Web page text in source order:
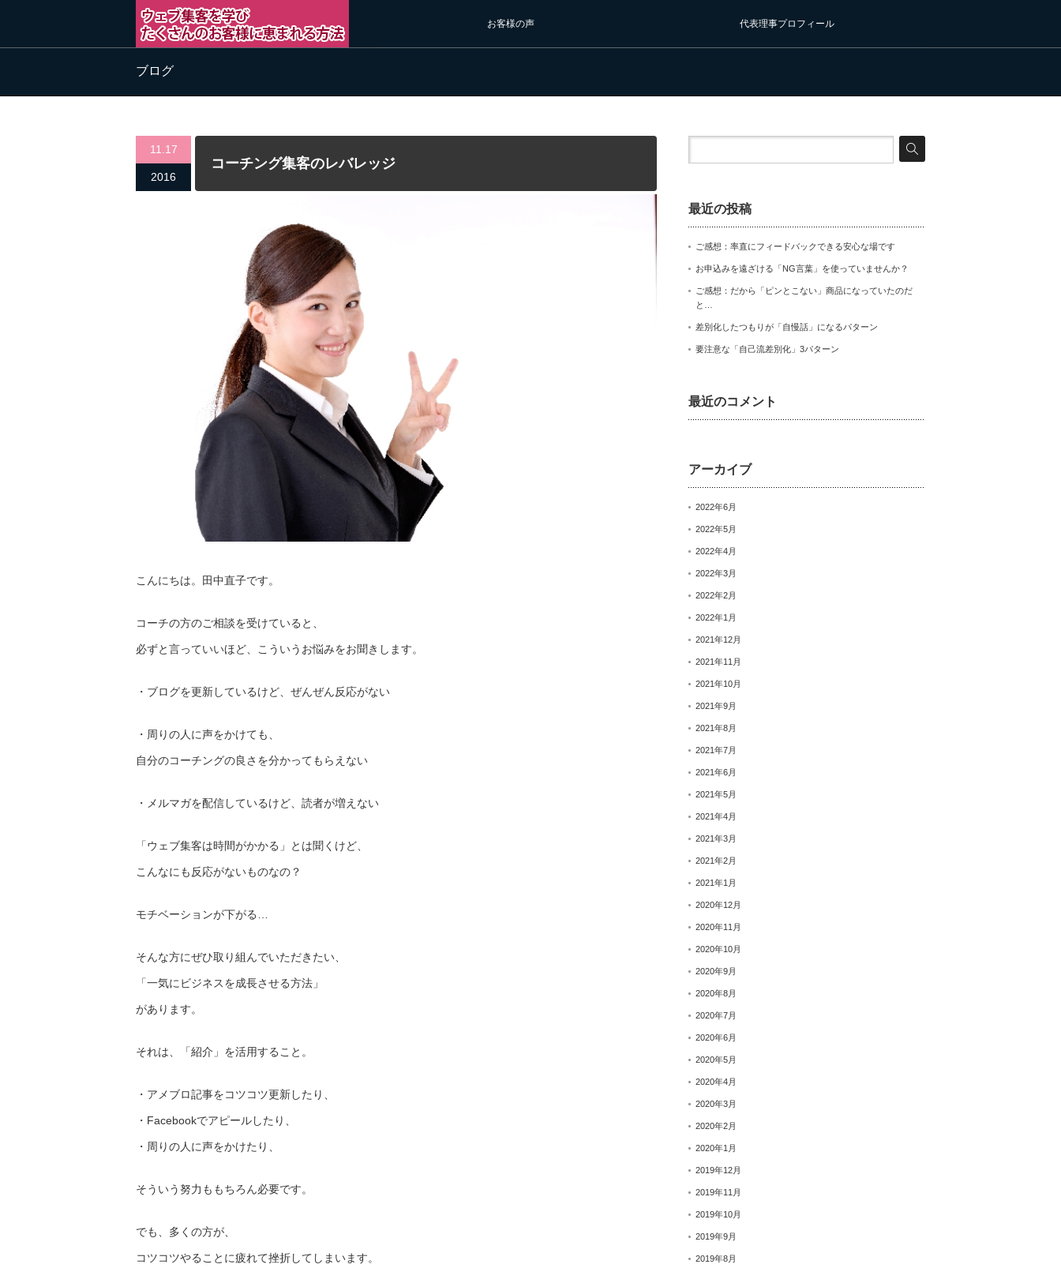
お客様の声 代表理事プロフィール
ブログ
11.17
2016
コーチング集客のレバレッジ
こんにちは。田中直子です。
コーチの方のご相談を受けていると、
必ずと言っていいほど、こういうお悩みをお聞きします。
・ブログを更新しているけど、ぜんぜん反応がない
・周りの人に声をかけても、
自分のコーチングの良さを分かってもらえない
・メルマガを配信しているけど、読者が増えない
「ウェブ集客は時間がかかる」とは聞くけど、
こんなにも反応がないものなの？
モチベーションが下がる…
そんな方にぜひ取り組んでいただきたい、
「一気にビジネスを成長させる方法」
があります。
それは、「紹介」を活用すること。
・アメブロ記事をコツコツ更新したり、
・Facebookでアピールしたり、
・周りの人に声をかけたり、
そういう努力ももちろん必要です。
でも、多くの方が、
コツコツやることに疲れて挫折してしまいます。
最近の投稿
ご感想：率直にフィードバックできる安心な場です
お申込みを遠ざける「NG言葉」を使っていませんか？
ご感想：だから「ピンとこない」商品になっていたのだ
と…
差別化したつもりが「自慢話」になるパターン
要注意な「自己流差別化」3パターン
最近のコメント
アーカイブ
2022年6月
2022年5月
2022年4月
2022年3月
2022年2月
2022年1月
2021年12月
2021年11月
2021年10月
2021年9月
2021年8月
2021年7月
2021年6月
2021年5月
2021年4月
2021年3月
2021年2月
2021年1月
2020年12月
2020年11月
2020年10月
2020年9月
2020年8月
2020年7月
2020年6月
2020年5月
2020年4月
2020年3月
2020年2月
2020年1月
2019年12月
2019年11月
2019年10月
2019年9月
2019年8月